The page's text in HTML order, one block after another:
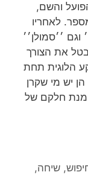
והשם,
לאחריו
וגם ׳׳סמולן׳׳
את הצורך
הלוגית תחת
יש מי שקרן
מנת חלקם של
,שיחה,